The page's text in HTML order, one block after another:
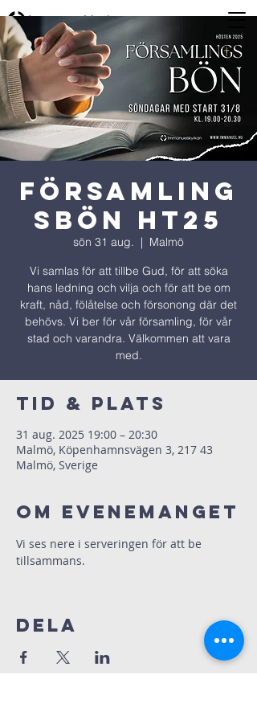
Församling
sbön ht25
sön 31 aug.
  |
Malmö
Vi samlas för att tillbe Gud, för att söka
hans ledning och vilja och för att be om
kraft, nåd, fölåtelse och försonong där det
behövs. Vi ber för vår församling, för vår
stad och varandra. Välkommen att vara
med.
Tid & Plats
31 aug. 2025 19:00 – 20:30
Malmö, Köpenhamnsvägen 3, 217 43
Malmö, Sverige
Om evenemanget
Vi ses nere i serveringen för att be
tillsammans.
Dela